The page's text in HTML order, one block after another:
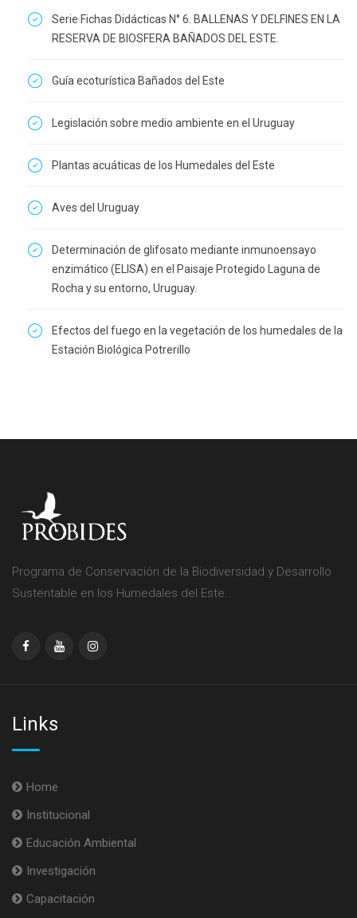
Serie Fichas Didácticas N° 6. BALLENAS Y DELFINES EN LA
RESERVA DE BIOSFERA BAÑADOS DEL ESTE.
Guía ecoturística Bañados del Este
Legislación sobre medio ambiente en el Uruguay
Plantas acuáticas de los Humedales del Este
Aves del Uruguay
Determinación de glifosato mediante inmunoensayo
enzimático (ELISA) en el Paisaje Protegido Laguna de
Rocha y su entorno, Uruguay.
Efectos del fuego en la vegetación de los humedales de la
Estación Biológica Potrerillo
Programa de Conservación de la Biodiversidad y Desarrollo
Sustentable en los Humedales del Este.
Links
Home
Institucional
Educación Ambiental
Investigación
Capacitación